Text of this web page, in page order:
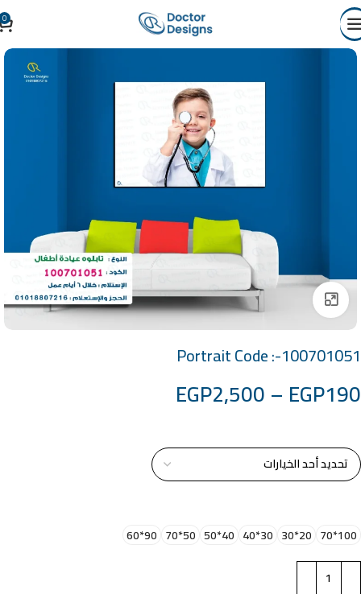
0
Click to enlarge
Portrait Code :-100701051
EGP190
–
EGP2,500
100*70
20*30
30*40
40*50
50*70
90*60